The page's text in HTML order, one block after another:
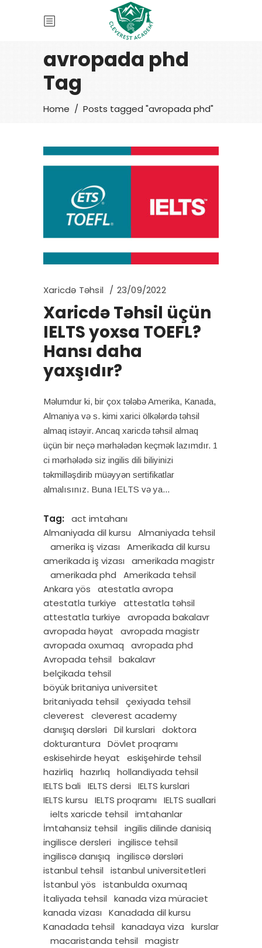
avropada phd
Tag
Home / Posts tagged "avropada phd"
Xaricdə Təhsil 23/09/2022
Xaricdə Təhsil üçün
IELTS yoxsa TOEFL?
Hansı daha
yaxşıdır?
Məlumdur ki, bir çox tələbə Amerika, Kanada,
Almaniya və s. kimi xarici ölkələrdə təhsil
almaq istəyir. Ancaq xaricdə təhsil almaq
üçün bir neçə mərhələdən keçmək lazımdır. 1
ci mərhələdə siz ingilis dili biliyinizi
təkmilləşdirib müəyyən sertifikatlar
almalısınız. Buna IELTS və ya
Tag:
act imtahanı
Almaniyada dil kursu
Almaniyada tehsil
amerika iş vizası
Amerikada dil kursu
amerikada iş vizası
amerikada magistr
amerikada phd
Amerikada tehsil
Ankara yös
atestatla avropa
atestatla turkiye
attestatla təhsil
attestatla turkiye
avropada bakalavr
avropada həyat
avropada magistr
avropada oxumaq
avropada phd
Avropada tehsil
bakalavr
belçikada tehsil
böyük britaniya universitet
britaniyada tehsil
çexiyada tehsil
cleverest
cleverest academy
danışıq dərsləri
Dil kurslari
doktora
dokturantura
Dövlet proqramı
eskisehirde heyat
eskişehirde tehsil
hazirliq
hazırlıq
hollandiyada tehsil
IELTS bali
IELTS dersi
IELTS kurslari
IELTS kursu
IELTS proqramı
IELTS suallari
ielts xaricde tehsil
imtahanlar
İmtahansiz tehsil
ingilis dilinde danisiq
ingilisce dersleri
ingilisce tehsil
ingiliscə danışıq
ingiliscə dərsləri
istanbul tehsil
istanbul universitetleri
İstanbul yös
istanbulda oxumaq
İtaliyada tehsil
kanada viza müraciet
kanada vizası
Kanadada dil kursu
Kanadada tehsil
kanadaya viza
kurslar
macaristanda tehsil
magistr